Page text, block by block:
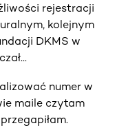
rejestracji
kolejnym
DKMS w
numer w
maile czytam